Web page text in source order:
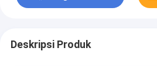
Deskripsi Produk